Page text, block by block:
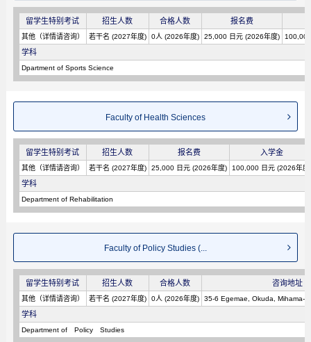
留学生特别考试 招生人数 合格人数 报名费
其他（详情请咨询） 若干名 (2027年度) 0人 (2026年度) 25,000 日元 (2026年度)
学科
Dpartment of Sports Science
Faculty of Health Sciences
留学生特别考试 招生人数 报名费 入学金
其他（详情请咨询） 若干名 (2027年度) 25,000 日元 (2026年度) 100,000 日元 (2026年度)
学科
Department of Rehabilitation
Faculty of Policy Studies (...
留学生特别考试 招生人数 合格人数 咨询地址
其他（详情请咨询） 若干名 (2027年度) 0人 (2026年度) 35-6 Egemae, Okuda, Mihama-
学科
Department of Policy Studies